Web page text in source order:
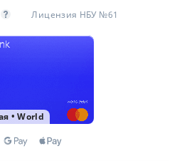
Лицензия НБУ №61
•World